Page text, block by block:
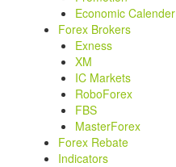
Economic Calender
Forex Brokers
Exness
XM
IC Markets
RoboForex
FBS
MasterForex
Forex Rebate
Indicators